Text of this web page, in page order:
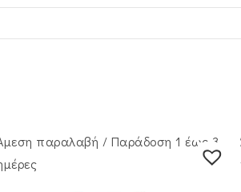
παραλαβή / Παράδoση 1 έως 3